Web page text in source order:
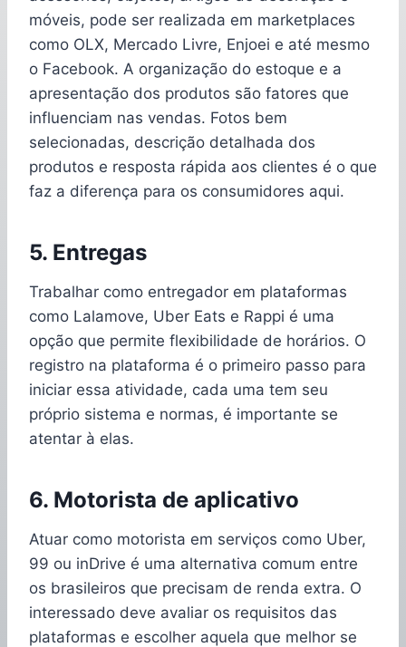
móveis, pode ser realizada em marketplaces
como OLX, Mercado Livre, Enjoei e até mesmo
o Facebook. A organização do estoque e a
apresentação dos produtos são fatores que
influenciam nas vendas. Fotos bem
selecionadas, descrição detalhada dos
produtos e resposta rápida aos clientes é o que
faz a diferença para os consumidores aqui.
5. Entregas
Trabalhar como entregador em plataformas
como Lalamove, Uber Eats e Rappi é uma
opção que permite flexibilidade de horários. O
registro na plataforma é o primeiro passo para
iniciar essa atividade, cada uma tem seu
próprio sistema e normas, é importante se
atentar à elas.
6. Motorista de aplicativo
Atuar como motorista em serviços como Uber,
99 ou inDrive é uma alternativa comum entre
os brasileiros que precisam de renda extra. O
interessado deve avaliar os requisitos das
plataformas e escolher aquela que melhor se